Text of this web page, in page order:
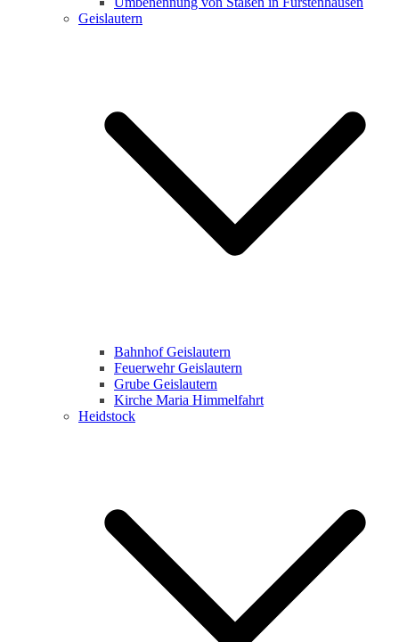
Geislautern
Bahnhof Geislautern
Feuerwehr Geislautern
Grube Geislautern
Kirche Maria Himmelfahrt
Heidstock